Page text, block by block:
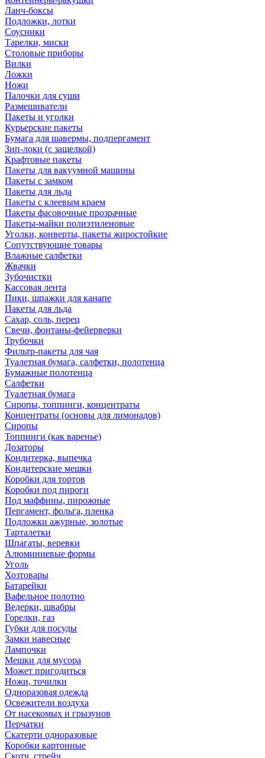
Ланч-боксы
Подложки, лотки
Соусники
Тарелки, миски
Столовые приборы
Вилки
Ложки
Ножи
Палочки для суши
Размешиватели
Пакеты и уголки
Курьерские пакеты
Бумага для шавермы, подпергамент
Зип-локи (с защелкой)
Крафтовые пакеты
Пакеты для вакуумной машины
Пакеты с замком
Пакеты для льда
Пакеты с клеевым краем
Пакеты фасовочные прозрачные
Пакеты-майки полиэтиленовые
Уголки, конверты, пакеты жиростойкие
Сопутствующие товары
Влажные салфетки
Жвачки
Зубочистки
Кассовая лента
Пики, шпажки для канапе
Пакеты для льда
Сахар, соль, перец
Свечи, фонтаны-фейерверки
Трубочки
Фильтр-пакеты для чая
Туалетная бумага, салфетки, полотенца
Бумажные полотенца
Салфетки
Туалетная бумага
Сиропы, топпинги, концентраты
Концентраты (основы для лимонадов)
Сиропы
Топпинги (как варенье)
Дозаторы
Кондитерка, выпечка
Кондитерские мешки
Коробки для тортов
Коробки под пироги
Под маффины, пирожные
Пергамент, фольга, пленка
Подложки ажурные, золотые
Тарталетки
Шпагаты, веревки
Алюминиевые формы
Уголь
Хозтовары
Батарейки
Вафельное полотно
Ведерки, швабры
Горелки, газ
Губки для посуды
Замки навесные
Лампочки
Мешки для мусора
Может пригодиться
Ножи, точилки
Одноразовая одежда
Освежители воздуха
От насекомых и грызунов
Перчатки
Скатерти одноразовые
Коробки картонные
Скотч, стрейч